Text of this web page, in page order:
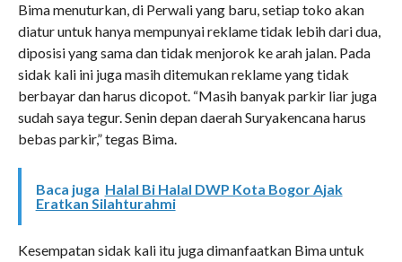
Bima menuturkan, di Perwali yang baru, setiap toko akan
diatur untuk hanya mempunyai reklame tidak lebih dari dua,
diposisi yang sama dan tidak menjorok ke arah jalan. Pada
sidak kali ini juga masih ditemukan reklame yang tidak
berbayar dan harus dicopot. “Masih banyak parkir liar juga
sudah saya tegur. Senin depan daerah Suryakencana harus
bebas parkir,” tegas Bima.
Baca juga Halal Bi Halal DWP Kota Bogor Ajak
Eratkan Silahturahmi
Kesempatan sidak kali itu juga dimanfaatkan Bima untuk